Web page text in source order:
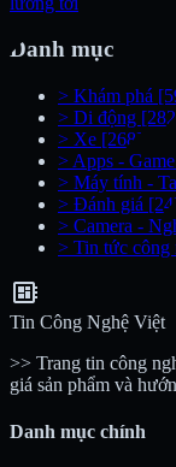
Danh mục
> Khám phá
> Di động
> Xe [268]
> Apps - Game
> Máy tính -
> Đánh giá
> Camera -
> Tin tức công
developer_board
Tin Công Nghệ Việt
>> Trang tin công
giá sản phẩm và
Danh mục chính